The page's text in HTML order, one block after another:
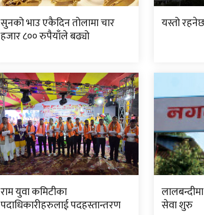
सुनको भाउ एकैदिन तोलामा चार
हजार ८०० रुपैयाँले बढ्यो
यस्तो
राम युवा कमिटीका
पदाधिकारीहरुलाई पदहस्तान्तरण सेवा शुरु